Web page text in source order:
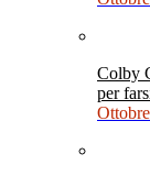
Colby
per